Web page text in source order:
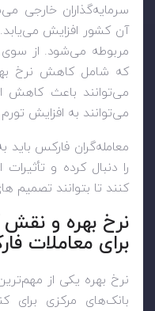
سرمایه‌گذاران خارجی
آن کشور افزایش
مربوطه می‌شود. از
که شامل کاهش نرخ
می‌توانند باعث کاهش
می‌توانند به افزایش
معامله‌گران فارکس
را دنبال کرده و تأثیرات
کنند تا بتوانند تصمیم
نرخ بهره و
برای معاملات
نرخ بهره یکی از
بانک‌های مرکزی برای